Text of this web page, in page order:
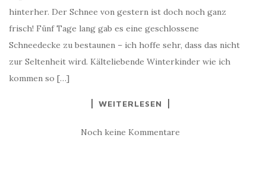
hinterher. Der Schnee von gestern ist doch noch ganz
frisch! Fünf Tage lang gab es eine geschlossene
Schneedecke zu bestaunen – ich hoffe sehr, dass das nicht
zur Seltenheit wird. Kälteliebende Winterkinder wie ich
kommen so […]
WEITERLESEN
Noch keine Kommentare